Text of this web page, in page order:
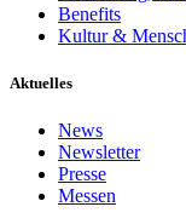
Benefits
Kultur &
Aktuelles
News
Newsletter
Presse
Messen